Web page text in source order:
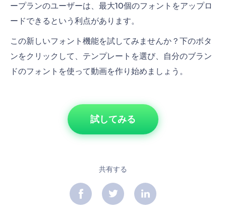
ープランのユーザーは、最大10個のフォントをアップロ
ードできるという利点があります。
この新しいフォント機能を試してみませんか？下のボタ
ンをクリックして、テンプレートを選び、自分のブラン
ドのフォントを使って動画を作り始めましょう。
試してみる
共有する